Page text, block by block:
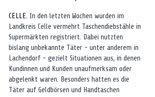
CELLE. In den letzten Wochen wurden im
Landkreis Celle vermehrt Taschendiebstähle in
Supermärkten registriert. Dabei nutzten
bislang unbekannte Täter - unter anderem in
Lachendorf - gezielt Situationen aus, in denen
Kundinnen und Kunden unaufmerksam oder
abgelenkt waren. Besonders hatten es die
Täter auf Geldbörsen und Handtaschen